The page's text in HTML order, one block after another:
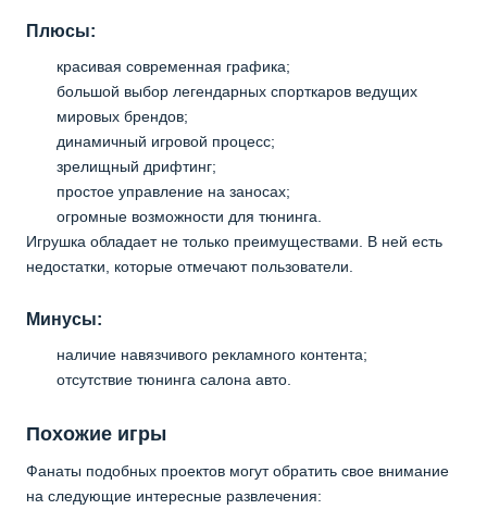
Плюсы:
красивая современная графика;
большой выбор легендарных спорткаров ведущих
мировых брендов;
динамичный игровой процесс;
зрелищный дрифтинг;
простое управление на заносах;
огромные возможности для тюнинга.
Игрушка обладает не только преимуществами. В ней есть
недостатки, которые отмечают пользователи.
Минусы:
наличие навязчивого рекламного контента;
отсутствие тюнинга салона авто.
Похожие игры
Фанаты подобных проектов могут обратить свое внимание
на следующие интересные развлечения: